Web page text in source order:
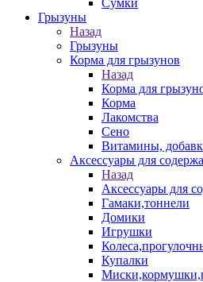
Сумки
Грызуны
Назад
Грызуны
Корма для грызунов
Назад
Корма для
Корма
Лакомства
Сено
Витамины,
Аксессуары для
Назад
Аксессуары для
Гамаки,тоннели
Домики
Игрушки
Купалки